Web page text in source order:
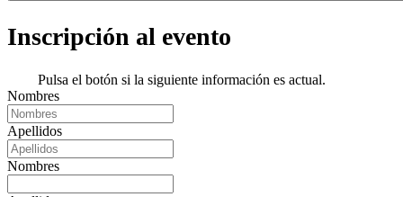
Inscripción al evento
Pulsa el botón si la siguiente información es actual.
Nombres
Apellidos
Nombres